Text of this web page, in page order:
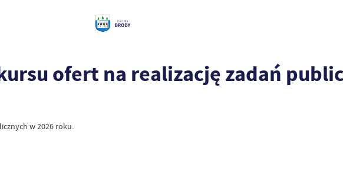
ofert na realizację zadań
w 2026 roku.